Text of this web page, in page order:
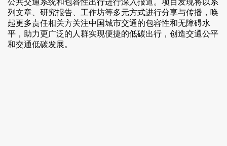
公共交通系统和包容性出行进行深入报道。项目发现将以系
列文章、研究报告、工作坊等多元方式进行分享与传播，唤
起更多责任相关方关注中国城市交通的包容性和无障碍水
平，助力更广泛的人群实现便捷的低碳出行，创造交通公平
和交通低碳发展。